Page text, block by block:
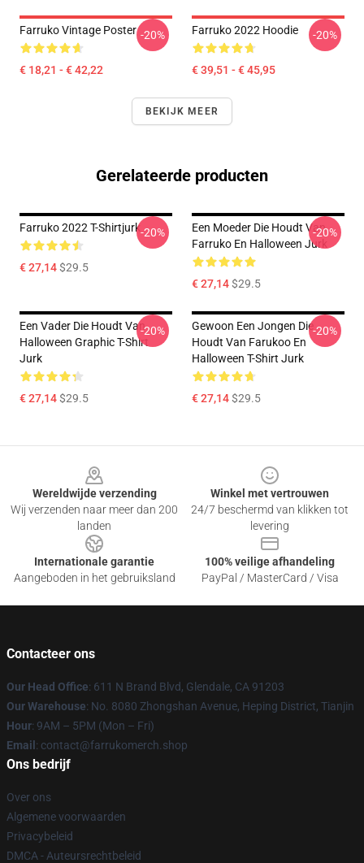
Farruko Vintage Poster
€ 18,21 - € 42,22
-20% Farruko 2022 Hoodie
€ 39,51 - € 45,95
-20%
BEKIJK MEER
Gerelateerde producten
Farruko 2022 T-Shirtjurk
€ 27,14$29.5
-20%
Een Moeder Die Houdt Van
Farruko En Halloween Jurk
€ 27,14$29.5
-20%
Een Vader Die Houdt Van
Halloween Graphic T-Shirt
Jurk
€ 27,14$29.5
-20%
Gewoon Een Jongen Die
Houdt Van Farukoo En
Halloween T-Shirt Jurk
€ 27,14$29.5
-20%
Wereldwijde verzending
Wij verzenden naar meer dan 200
landen
Winkel met vertrouwen
24/7 beschermd van klikken tot
levering
Internationale garantie
Aangeboden in het gebruiksland
100% veilige afhandeling
PayPal / MasterCard / Visa
Contacteer ons
Our Head Office: 611 N Brand Blvd, Glendale, CA 91203
Our Warehouse: No. 8080 Zhongshan Avenue, Heping District, Tianjin
Hour: 9AM – 5PM (Mon – Fri)
Email : contact@farrukomerch.shop
Ons bedrijf
Over ons
Algemene voorwaarden
Privacybeleid
DMCA - Auteursrechtbeleid